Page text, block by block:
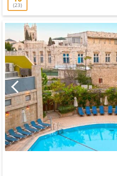
23